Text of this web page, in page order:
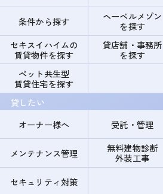
条件から探す
ヘーベルメゾン
を探す
セキスイハイムの
賃貸物件を探す
貸店舗・事務所
を探す
ペット共生型
賃貸住宅を探す
貸したい
オーナー様へ
受託・管理
メンテナンス管理
無料建物診断
外装工事
セキュリティ対策